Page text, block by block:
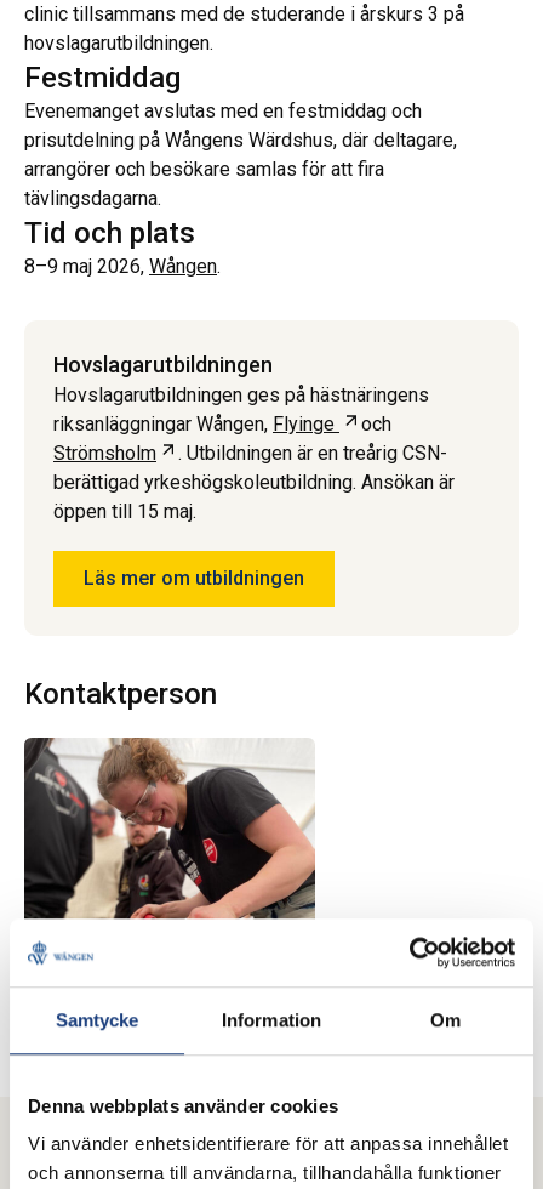
Samtycke Information Om
Denna webbplats använder cookies
Vi använder enhetsidentifierare för att anpassa innehållet
och annonserna till användarna, tillhandahålla funktioner
clinic tillsammans med de studerande i årskurs 3 på
hovslagarutbildningen.
Festmiddag
Evenemanget avslutas med en festmiddag och
prisutdelning på Wångens Wärdshus, där deltagare,
arrangörer och besökare samlas för att fira
tävlingsdagarna.
Tid och plats
8–9 maj 2026, Wången.
Hovslagar­utbildningen
Hovslagarutbildningen ges på hästnäringens
riksanläggningar Wången, Flyinge Öppnas i ny flik
och
Strömsholm
Öppnas i ny flik
. Utbildningen är en treårig CSN-
berättigad yrkeshögskoleutbildning. Ansökan är
öppen till 15 maj.
Läs mer om utbildningen
Kontaktperson
Milla Lynch
Skicka e-post
Mer från Wången